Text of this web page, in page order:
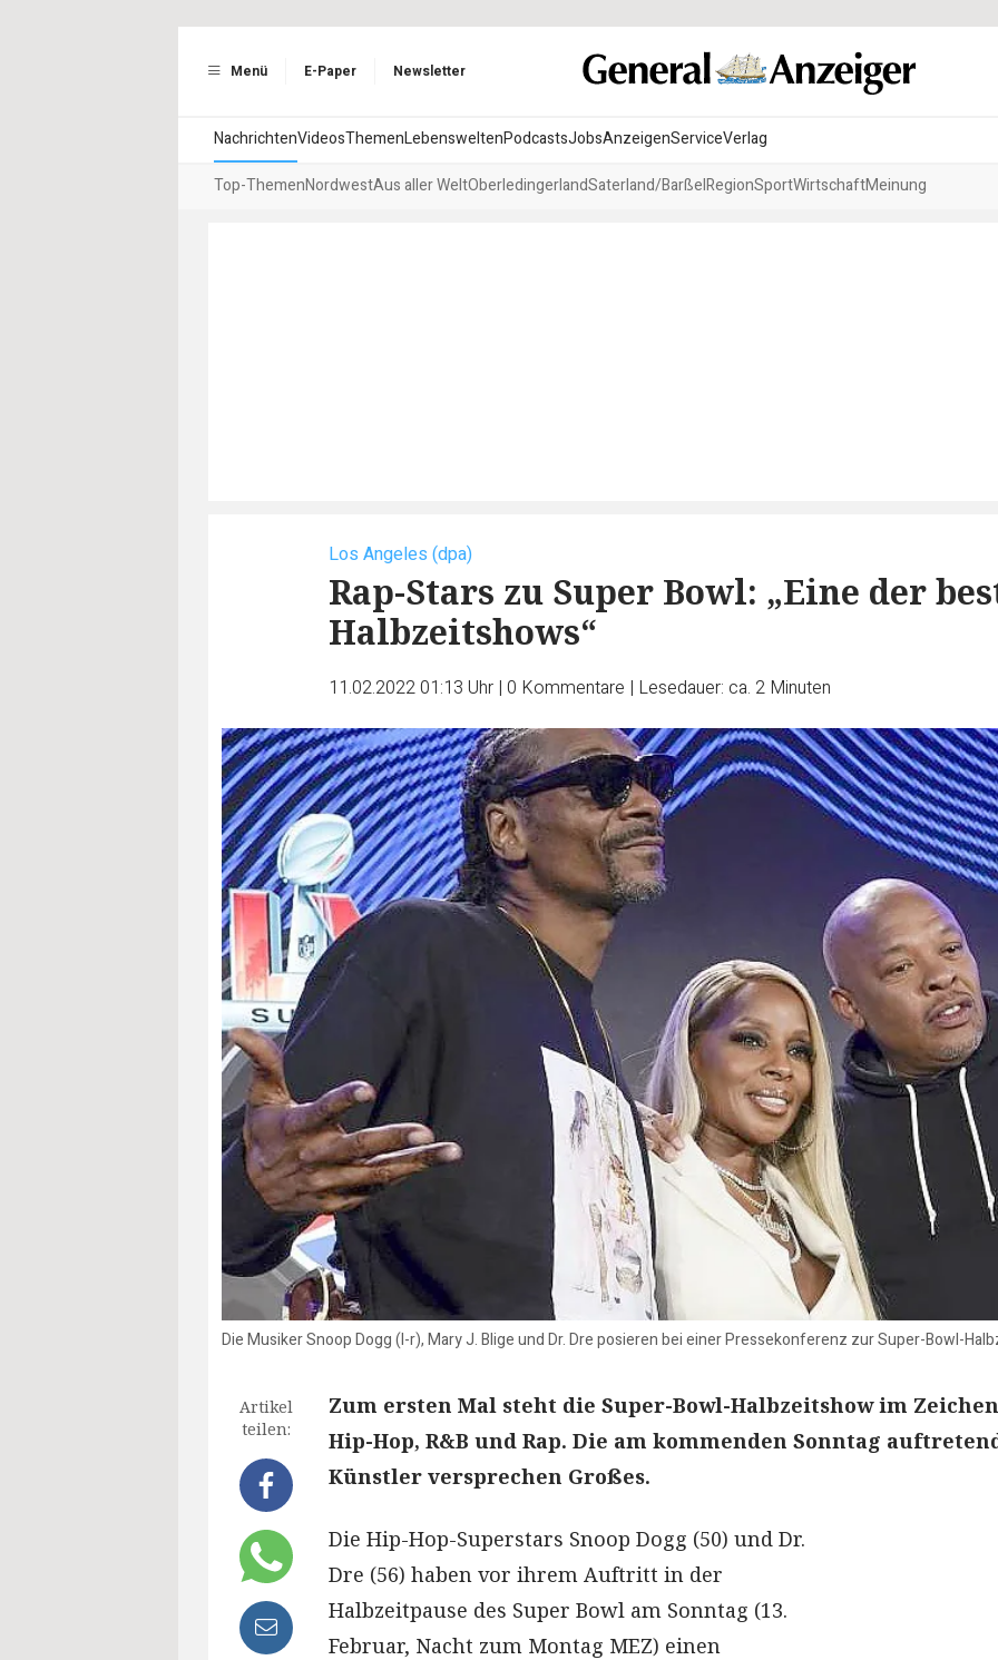
Menü E-Paper Newsletter
NachrichtenVideosThemenLebensweltenPodcastsJobsAnzeigenServiceVerlag
Top-ThemenNordwestAus aller WeltOberledingerlandSaterland/BarßelRegionSportWirtschaftMeinung
Los Angeles (dpa)
Rap-Stars zu Super Bowl: „Eine der
Halbzeitshows“
11.02.2022 01:13 Uhr | 0 Kommentare | Lesedauer: ca. 2 Minuten
Die Musiker Snoop Dogg (l-r), Mary J. Blige und Dr. Dre posieren bei einer Pressekonferenz zur Super-Bowl-
Artikel
teilen:
Zum ersten Mal steht die Super-Bowl-Halbzeitshow im
Hip-Hop, R&B und Rap. Die am kommenden Sonntag
Künstler versprechen Großes.
Die Hip-Hop-Superstars Snoop Dogg (50) und Dr.
Dre (56) haben vor ihrem Auftritt in der
Halbzeitpause des Super Bowl am Sonntag (13.
Februar, Nacht zum Montag MEZ) einen